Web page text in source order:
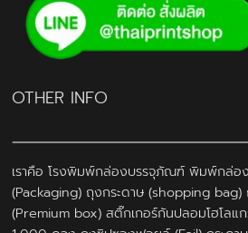
OTHER INFO
เราคือ โรงพิมพ์กล่องบรรจุภัณฑ์ พิมพ์กล่อ
(Packaging) ถุงกระดาษ (shopping
(Premium box) สติ๊กเกอร์กันปลอมโฮโลแ